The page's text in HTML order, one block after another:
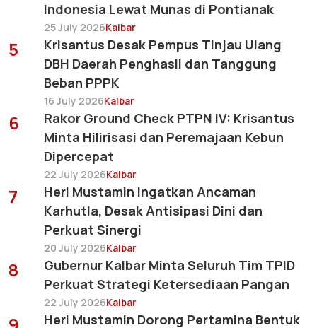
Indonesia Lewat Munas di Pontianak
25 July 2026Kalbar
5
Krisantus Desak Pempus Tinjau Ulang
DBH Daerah Penghasil dan Tanggung
Beban PPPK
16 July 2026Kalbar
6
Rakor Ground Check PTPN IV: Krisantus
Minta Hilirisasi dan Peremajaan Kebun
Dipercepat
22 July 2026Kalbar
7
Heri Mustamin Ingatkan Ancaman
Karhutla, Desak Antisipasi Dini dan
Perkuat Sinergi
20 July 2026Kalbar
8
Gubernur Kalbar Minta Seluruh Tim TPID
Perkuat Strategi Ketersediaan Pangan
22 July 2026Kalbar
Heri Mustamin Dorong Pertamina Bentuk